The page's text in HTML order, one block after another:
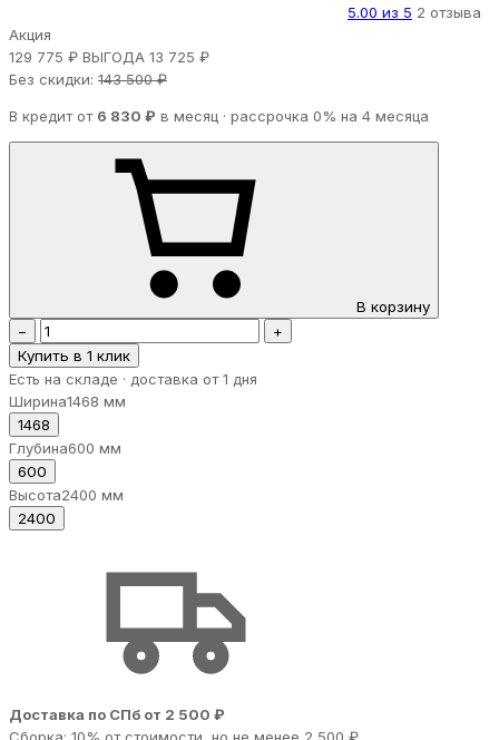
5.00 из 5 2 отзыва
Акция
129 775 ₽ ВЫГОДА 13 725 ₽
Без скидки: 143 500 ₽
В кредит от 6 830 ₽ в месяц · рассрочка 0% на 4 месяца
В корзину
−
+
Купить в 1 клик
Есть на складе · доставка от 1 дня
Ширина1468 мм
1468
Глубина600 мм
600
Высота2400 мм
2400
Доставка по СПб от 2 500 ₽